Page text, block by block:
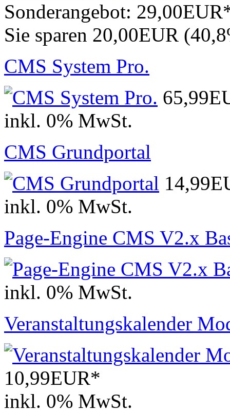
Sonderangebot:
Sie sparen 20,00EUR
CMS System Pro.
inkl. 0% MwSt.
CMS Grundportal
inkl. 0% MwSt.
Page-Engine CMS V2.x
inkl. 0% MwSt.
Veranstaltungskalender
10,99EUR*
inkl. 0% MwSt.